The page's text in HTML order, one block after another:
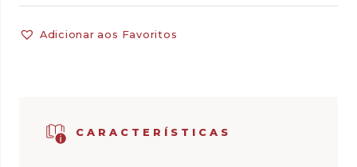
CARACTERÍSTICAS
Adicionar aos Favoritos